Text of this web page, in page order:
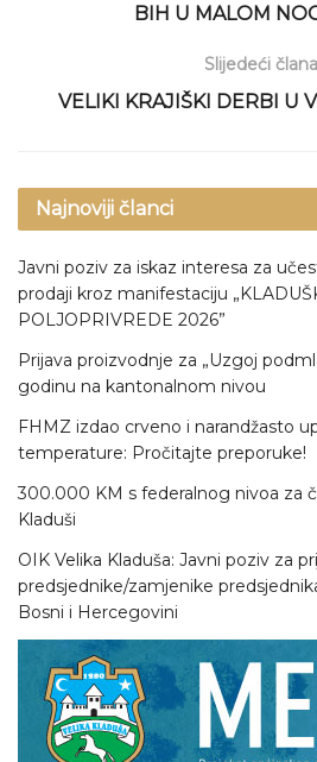
BIH U MALOM
Slijedeći
VELIKI KRAJIŠKI DERBI U
Najnoviji članci
Javni poziv za iskaz interesa za
prodaji kroz manifestaciju
POLJOPRIVREDE 2026”
Prijava proizvodnje za „Uzgoj
godinu na kantonalnom nivou
FHMZ izdao crveno i narandžasto
temperature: Pročitajte preporuke!
300.000 KM s federalnog nivoa za
Kladuši
OIK Velika Kladuša: Javni poziv za
predsjednike/zamjenike
Bosni i Hercegovini